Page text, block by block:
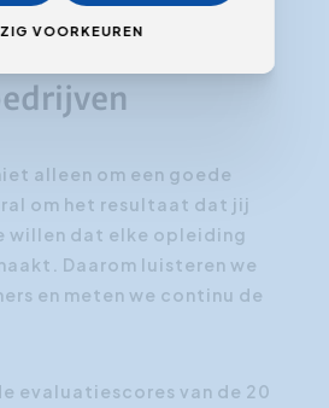
van meer
alleen om een goede
om het resultaat dat jij
willen dat elke opleiding
Daarom luisteren we
en meten we continu de
evaluatiescores van de 20
VOORKEUREN